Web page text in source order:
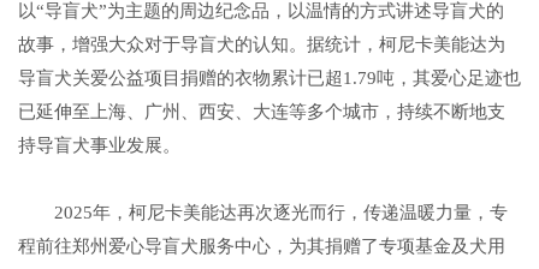
以“导盲犬”为主题的周边纪念品，以温情的方式讲述导盲犬的
故事，增强大众对于导盲犬的认知。据统计，柯尼卡美能达为
导盲犬关爱公益项目捐赠的衣物累计已超1.79吨，其爱心足迹也
已延伸至上海、广州、西安、大连等多个城市，持续不断地支
持导盲犬事业发展。
2025年，柯尼卡美能达再次逐光而行，传递温暖力量，专
程前往郑州爱心导盲犬服务中心，为其捐赠了专项基金及犬用